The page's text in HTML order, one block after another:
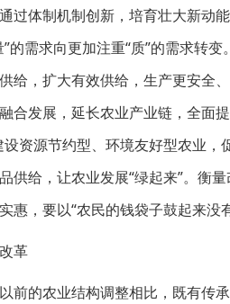
过体制机制创新，培育壮大新动
的需求向更加注重“质”的需求转
给，扩大有效供给，生产更安全
合发展，延长农业产业链，全面
资源节约型、环境友好型农业
供给，让农业发展“绿起来”。衡
惠，要以“农民的钱袋子鼓起来
革
前的农业结构调整相比，既有传